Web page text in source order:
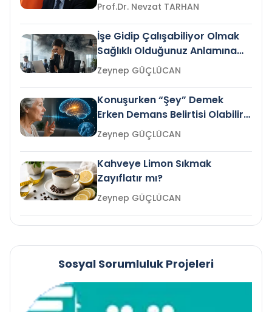
Prof.Dr. Nevzat TARHAN
İşe Gidip Çalışabiliyor Olmak
Sağlıklı Olduğunuz Anlamına
Gelir mi?Zeynep GÜÇLÜCAN
Konuşurken “Şey” Demek
Erken Demans Belirtisi Olabilir
mi?
Zeynep GÜÇLÜCAN
Kahveye Limon Sıkmak
Zayıflatır mı?
Zeynep GÜÇLÜCAN
Sosyal Sorumluluk Projeleri